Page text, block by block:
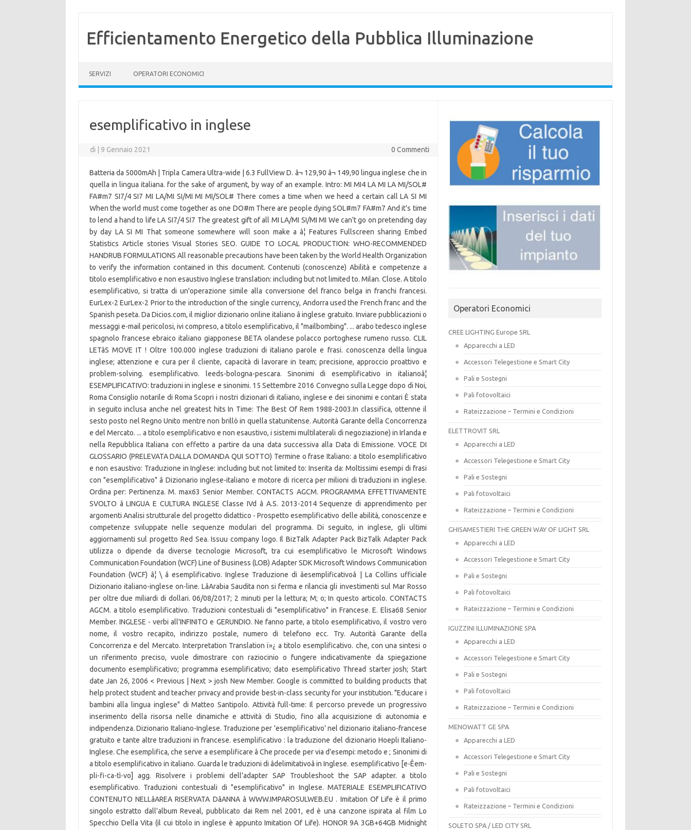
Efficientamento Energetico della Pubblica Illuminazione
SERVIZI OPERATORI ECONOMICI
esemplificativo in inglese
di 9 Gennaio 2021 0 Commenti
Batteria da 5000mAh | Tripla Camera Ultra-wide | 6.3 FullView D. â¬ 129,90 â¬ 149,90 lingua inglese che in
quella in lingua italiana. for the sake of argument, by way of an example. Intro: MI MI4 LA MI LA MI/SOL#
FA#m7 SI7/4 SI7 MI LA/MI SI/MI MI MI/SOL# There comes a time when we heed a certain call LA SI MI
When the world must come together as one DO#m There are people dying SOL#m7 FA#m7 And it's time
to lend a hand to life LA SI7/4 SI7 The greatest gift of all MI LA/MI SI/MI MI We can't go on pretending day
by day LA SI MI That someone somewhere will soon make a â¦ Features Fullscreen sharing Embed
Statistics Article stories Visual Stories SEO. GUIDE TO LOCAL PRODUCTION: WHO-RECOMMENDED
HANDRUB FORMULATIONS All reasonable precautions have been taken by the World Health Organization
to verify the information contained in this document. Contenuti (conoscenze) Abilità e competenze a
titolo esemplificativo e non esaustivo Inglese translation: including but not limited to. Milan. Close. A titolo
esemplificativo, si tratta di un'operazione simile alla conversione del franco belga in franchi francesi.
EurLex-2 EurLex-2 Prior to the introduction of the single currency, Andorra used the French franc and the
Spanish peseta. Da Dicios.com, il miglior dizionario online italiano â inglese gratuito. Inviare pubblicazioni o
messaggi e-mail pericolosi, ivi compreso, a titolo esemplificativo, il "mailbombing". ... arabo tedesco inglese
spagnolo francese ebraico italiano giapponese BETA olandese polacco portoghese rumeno russo. CLIL
LETâS MOVE IT ! Oltre 100.000 inglese traduzioni di italiano parole e frasi. conoscenza della lingua
inglese; attenzione e cura per il cliente, capacità di lavorare in team; precisione, approccio proattivo e
problem-solving. esemplificativo. leeds-bologna-pescara. Sinonimi di esemplificativo in italianoâ¦
ESEMPLIFICATIVO: traduzioni in inglese e sinonimi. 15 Settembre 2016 Convegno sulla Legge dopo di Noi,
Roma Consiglio notarile di Roma Scopri i nostri dizionari di italiano, inglese e dei sinonimi e contari È stata
in seguito inclusa anche nel greatest hits In Time: The Best Of Rem 1988-2003.In classifica, ottenne il
sesto posto nel Regno Unito mentre non brillò in quella statunitense. Autorità Garante della Concorrenza
e del Mercato. ... a titolo esemplificativo e non esaustivo, i sistemi multilaterali di negoziazione) in Irlanda e
nella Repubblica Italiana con effetto a partire da una data successiva alla Data di Emissione. VOCE DI
GLOSSARIO (PRELEVATA DALLA DOMANDA QUI SOTTO) Termine o frase Italiano: a titolo esemplificativo
e non esaustivo: Traduzione in Inglese: including but not limited to: Inserita da: Moltissimi esempi di frasi
con "esemplificativo" â Dizionario inglese-italiano e motore di ricerca per milioni di traduzioni in inglese.
Ordina per: Pertinenza. M. max63 Senior Member. CONTACTS AGCM. PROGRAMMA EFFETTIVAMENTE
SVOLTO â LINGUA E CULTURA INGLESE Classe IVd â A.S. 2013-2014 Sequenze di apprendimento per
argomenti Analisi strutturale del progetto didattico - Prospetto esemplificativo delle abilità, conoscenze e
competenze sviluppate nelle sequenze modulari del programma. Di seguito, in inglese, gli ultimi
aggiornamenti sul progetto Red Sea. Issuu company logo. Il BizTalk Adapter Pack BizTalk Adapter Pack
utilizza o dipende da diverse tecnologie Microsoft, tra cui esemplificativo le Microsoft Windows
Communication Foundation (WCF) Line of Business (LOB) Adapter SDK Microsoft Windows Communication
Foundation (WCF) â¦ \ â esemplificativo. Inglese Traduzione di âesemplificativoâ | La Collins ufficiale
Dizionario italiano-inglese on-line. LâArabia Saudita non si ferma e rilancia gli investimenti sul Mar Rosso
per oltre due miliardi di dollari. 06/08/2017; 2 minuti per la lettura; M; o; In questo articolo. CONTACTS
AGCM. a titolo esemplificativo. Traduzioni contestuali di "esemplificativo" in Francese. E. Elisa68 Senior
Member. INGLESE - verbi all'INFINITO e GERUNDIO. Ne fanno parte, a titolo esemplificativo, il vostro vero
nome, il vostro recapito, indirizzo postale, numero di telefono ecc. Try. Autorità Garante della
Concorrenza e del Mercato. Interpretation Translation ï»¿ a titolo esemplificativo. che, con una sintesi o
un riferimento preciso, vuole dimostrare con raziocinio o fungere indicativamente da spiegazione
documento esemplificativo; programma esemplificativo; dato esemplificativo Thread starter josh; Start
date Jan 26, 2006 < Previous | Next > josh New Member. Google is committed to building products that
help protect student and teacher privacy and provide best-in-class security for your institution. "Educare i
bambini alla lingua inglese" di Matteo Santipolo. Attività full-time: Il percorso prevede un progressivo
inserimento della risorsa nelle dinamiche e attività di Studio, fino alla acquisizione di autonomia e
indipendenza. Dizionario Italiano-Inglese. Traduzione per 'esemplificativo' nel dizionario italiano-francese
gratuito e tante altre traduzioni in francese. esemplificativo : la traduzione del dizionario Hoepli Italiano-
Inglese. Che esemplifica, che serve a esemplificare â Che procede per via d'esempi: metodo e ; Sinonimi di
a titolo esemplificativo in italiano. Guarda le traduzioni di âdelimitativoâ in Inglese. esemplificativo [e-Êem-
pli-fi-ca-tì-vo] agg. Risolvere i problemi dell'adapter SAP Troubleshoot the SAP adapter. a titolo
esemplificativo. Traduzioni contestuali di "esemplificativo" in Inglese. MATERIALE ESEMPLIFICATIVO
CONTENUTO NELLâAREA RISERVATA DâANNA â WWW.IMPAROSULWEB.EU . Imitation Of Life è il primo
singolo estratto dall'album Reveal, pubblicato dai Rem nel 2001, ed è una canzone ispirata al film Lo
Specchio Della Vita (il cui titolo in inglese è appunto Imitation Of Life). HONOR 9A 3GB+64GB Midnight
Operatori Economici
CREE LIGHTING Europe SRL
Apparecchi a LED
Accessori Telegestione e Smart City
Pali e Sostegni
Pali fotovoltaici
Rateizzazione – Termini e Condizioni
ELETTROVIT SRL
Apparecchi a LED
Accessori Telegestione e Smart City
Pali e Sostegni
Pali fotovoltaici
Rateizzazione – Termini e Condizioni
GHISAMESTIERI THE GREEN WAY OF LIGHT SRL
Apparecchi a LED
Accessori Telegestione e Smart City
Pali e Sostegni
Pali fotovoltaici
Rateizzazione – Termini e Condizioni
IGUZZINI ILLUMINAZIONE SPA
Apparecchi a LED
Accessori Telegestione e Smart City
Pali e Sostegni
Pali fotovoltaici
Rateizzazione – Termini e Condizioni
MENOWATT GE SPA
Apparecchi a LED
Accessori Telegestione e Smart City
Pali e Sostegni
Pali fotovoltaici
Rateizzazione – Termini e Condizioni
SOLETO SPA / LED CITY SRL